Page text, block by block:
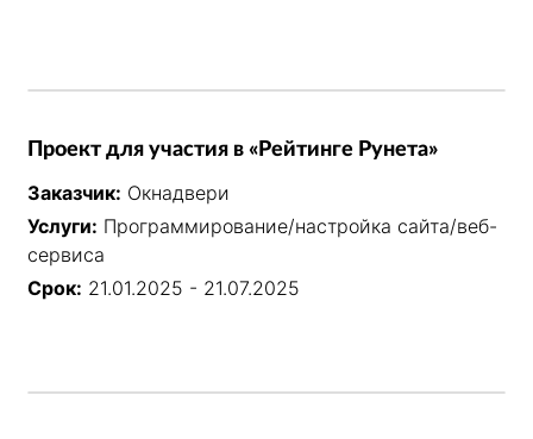
Проект для участия в «Рейтинге Рунета»
Заказчик: Окнадвери
Услуги: Программирование/настройка сайта/веб-
сервиса
Срок: 21.01.2025 - 21.07.2025